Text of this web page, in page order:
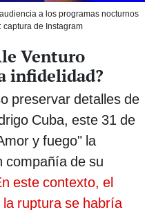
a los programas nocturnos
captura de Instagram
Venturo
infidelidad?
preservar detalles de
Cuba, este 31 de
y fuego" la
compañía de su
este contexto, el
ruptura se habría